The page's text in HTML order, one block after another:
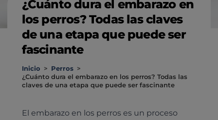
¿Cuánto dura el embarazo en
los perros? Todas las claves
de una etapa que puede ser
fascinante
Inicio > Perros >
¿Cuánto dura el embarazo en los perros? Todas las
claves de una etapa que puede ser fascinante
El embarazo en los perros es un proceso